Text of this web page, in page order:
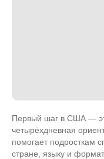
Первый шаг в США —
четырёхдневная
помогает подросткам
стране, языку и